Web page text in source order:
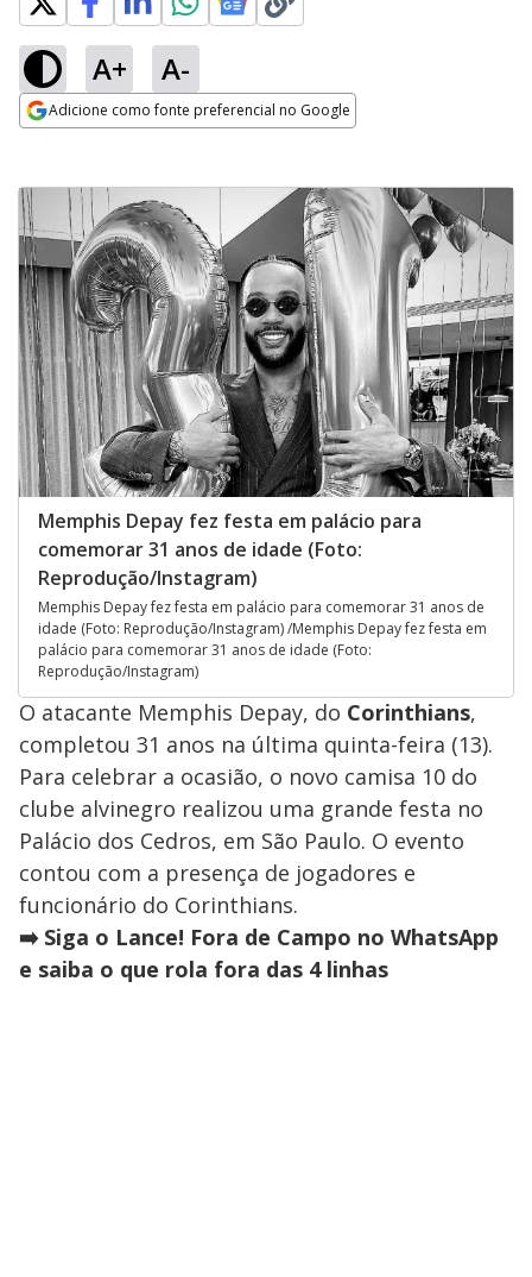
A+ A-
Adicione como fonte preferencial no Google
Memphis Depay fez festa em palácio para
comemorar 31 anos de idade (Foto:
Reprodução/Instagram)
Memphis Depay fez festa em palácio para comemorar 31 anos de
idade (Foto: Reprodução/Instagram) /Memphis Depay fez festa em
palácio para comemorar 31 anos de idade (Foto:
Reprodução/Instagram)
O atacante Memphis Depay, do Corinthians,
completou 31 anos na última quinta-feira (13).
Para celebrar a ocasião, o novo camisa 10 do
clube alvinegro realizou uma grande festa no
Palácio dos Cedros, em São Paulo. O evento
contou com a presença de jogadores e
funcionário do Corinthians.
➡️ Siga o Lance! Fora de Campo no WhatsApp
e saiba o que rola fora das 4 linhas